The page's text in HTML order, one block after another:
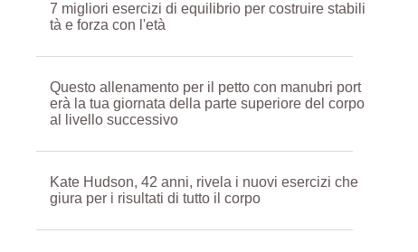
7 migliori esercizi di equilibrio per costruire stabili
tà e forza con l'età
Questo allenamento per il petto con manubri port
erà la tua giornata della parte superiore del corpo
al livello successivo
Kate Hudson, 42 anni, rivela i nuovi esercizi che
giura per i risultati di tutto il corpo